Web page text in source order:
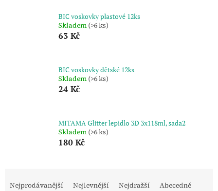
BIC voskovky plastové 12ks
Skladem (>6 ks)
63 Kč
BIC voskovky dětské 12ks
Skladem (>6 ks)
24 Kč
MITAMA Glitter lepidlo 3D 3x118ml, sada2
Skladem (>6 ks)
180 Kč
Nejprodávanější Nejlevnější Nejdražší Abecedně